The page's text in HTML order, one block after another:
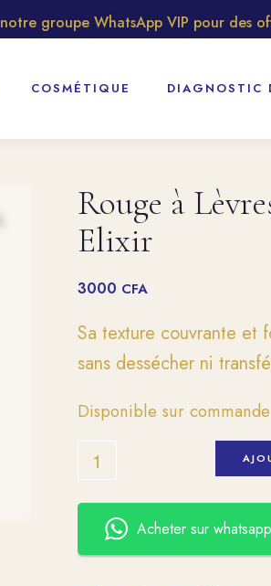
groupe WhatsApp VIP pour des offres
COSMÉTIQUE DIAGNOSTIC
Rouge à
Elixir
3000 CFA
Sa texture couvrante et
sans dessécher ni
Disponible sur commande
Acheter sur whatsapp